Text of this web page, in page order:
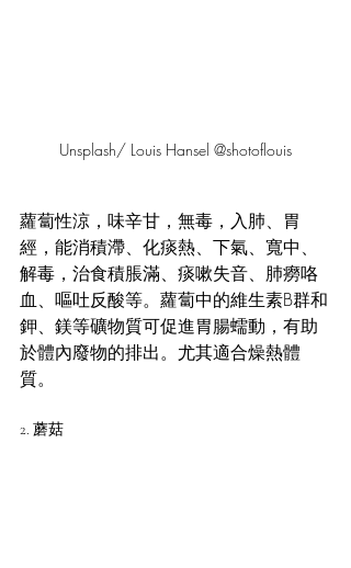
Unsplash/ Louis Hansel @shotoflouis
蘿蔔性涼，味辛甘，無毒，入肺、胃
經，能消積滯、化痰熱、下氣、寬中、
解毒，治食積脹滿、痰嗽失音、肺癆咯
血、嘔吐反酸等。蘿蔔中的維生素B群和
鉀、鎂等礦物質可促進胃腸蠕動，有助
於體內廢物的排出。尤其適合燥熱體
質。
2. 蘑菇